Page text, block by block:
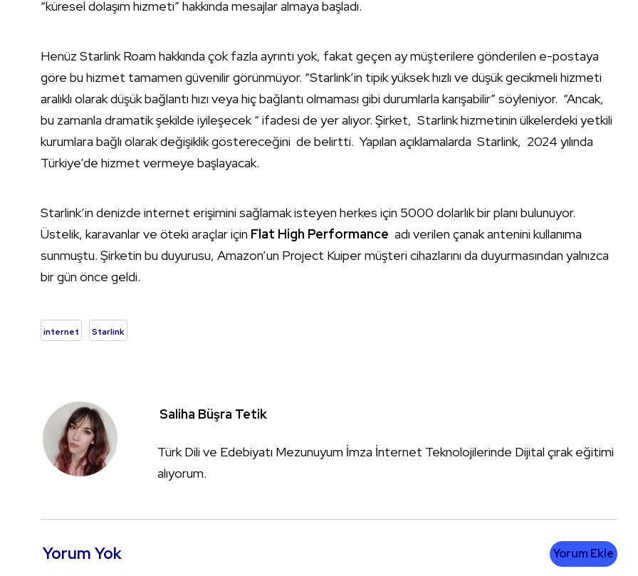
“küresel dolaşım hizmeti” hakkında mesajlar almaya başladı.
Henüz Starlink Roam hakkında çok fazla ayrıntı yok, fakat geçen ay müşterilere gönderilen e-postaya
göre bu hizmet tamamen güvenilir görünmüyor. “Starlink’in tipik yüksek hızlı ve düşük gecikmeli hizmeti
aralıklı olarak düşük bağlantı hızı veya hiç bağlantı olmaması gibi durumlarla karışabilir” söyleniyor. “Ancak,
bu zamanla dramatik şekilde iyileşecek “ ifadesi de yer alıyor. Şirket, Starlink hizmetinin ülkelerdeki yetkili
kurumlara bağlı olarak değişiklik göstereceğini de belirtti. Yapılan açıklamalarda Starlink, 2024 yılında
Türkiye’de hizmet vermeye başlayacak.
Starlink’in denizde internet erişimini sağlamak isteyen herkes için 5000 dolarlık bir planı bulunuyor.
Üstelik, karavanlar ve öteki araçlar için Flat High Performance adı verilen çanak antenini kullanıma
sunmuştu. Şirketin bu duyurusu, Amazon’un Project Kuiper müşteri cihazlarını da duyurmasından yalnızca
bir gün önce geldi.
internet Starlink
Saliha Büşra Tetik
Türk Dili ve Edebiyatı Mezunuyum İmza İnternet Teknolojilerinde Dijital çırak eğitimi
alıyorum.
Yorum Yok Yorum Ekle